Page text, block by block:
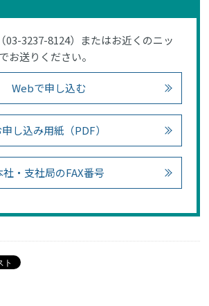
03-3237-8124）またはお近くのニッ
お送りください。
Webで申し込む
申し込み用紙（PDF）
社・支社局のFAX番号